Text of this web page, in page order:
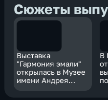
Сюжеты
Выставка
"Гармония эмали"
открылась в Музее
имени Андрея
В